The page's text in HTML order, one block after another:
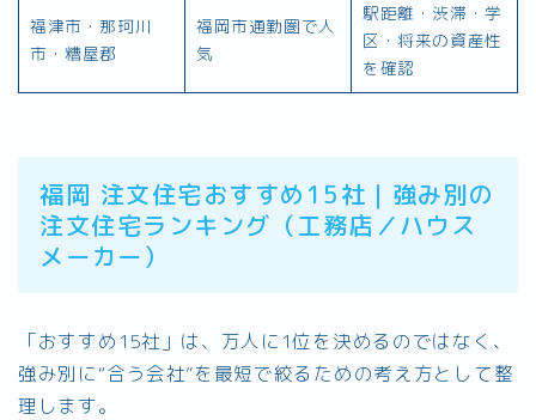
福津市・那珂川
市・糟屋郡
福岡市通勤圏で人
気
駅距離・渋滞・学
区・将来の資産性
を確認
福岡 注文住宅おすすめ15社｜強み別の
注文住宅ランキング（工務店／ハウス
メーカー）
「おすすめ15社」は、万人に1位を決めるのではなく、
強み別に“合う会社”を最短で絞るための考え方として整
理します。